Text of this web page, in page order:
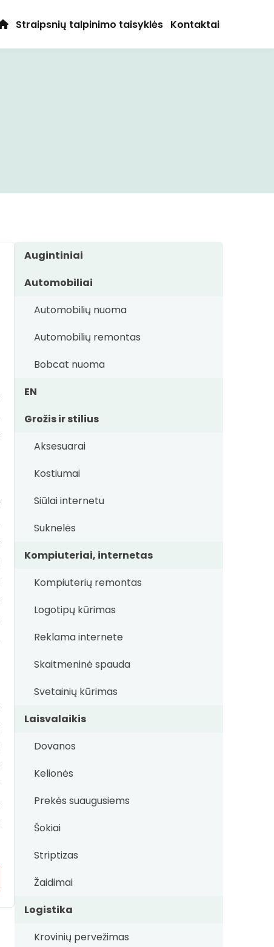
Straipsnių talpinimo taisyklės Kontaktai
Augintiniai
Automobiliai
Automobilių nuoma
Automobilių remontas
Bobcat nuoma
EN
Grožis ir stilius
Aksesuarai
Kostiumai
Siūlai internetu
Suknelės
Kompiuteriai, internetas
Kompiuterių remontas
Logotipų kūrimas
Reklama internete
Skaitmeninė spauda
Svetainių kūrimas
Laisvalaikis
Dovanos
Kelionės
Prekės suaugusiems
Šokiai
Striptizas
Žaidimai
Logistika
Krovinių pervežimas